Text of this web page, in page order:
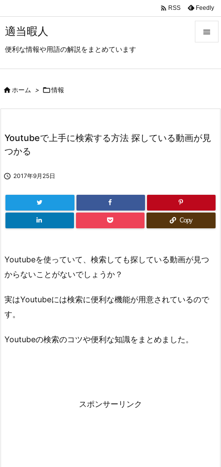
適当暇人
便利な情報や用語の解説をまとめています

次へ
 RSS Feedly
ホーム > 情報
Youtubeで上手に検索する方法 探している動画が見
つかる
 2017年9月25日
Copy
Youtubeを使っていて、検索しても探している動画が見つ
からないことがないでしょうか？
実はYoutubeには検索に便利な機能が用意されているので
す。
Youtubeの検索のコツや便利な知識をまとめました。
スポンサーリンク